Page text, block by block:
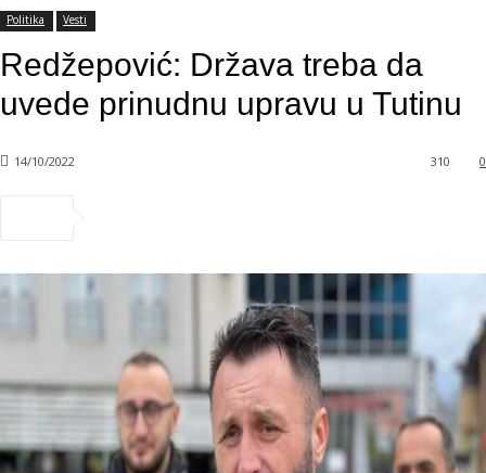
Politika Vesti
Redžepović: Država treba da
uvede prinudnu upravu u Tutinu
14/10/2022 0
310